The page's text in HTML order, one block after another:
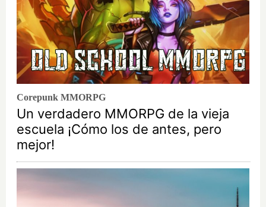
Corepunk MMORPG
Un verdadero MMORPG de la vieja
escuela ¡Cómo los de antes, pero
mejor!